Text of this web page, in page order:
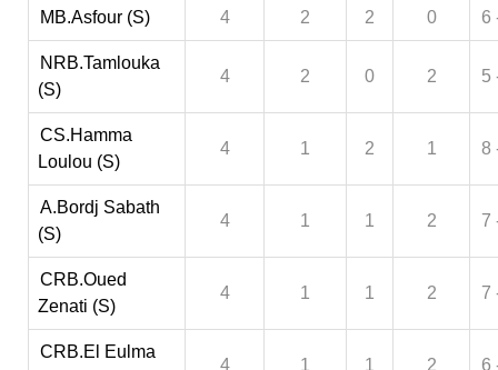
MB.Asfour (S) 4 2 2 0 6
NRB.Tamlouka
(S)
4 2 0 2 5
CS.Hamma
Loulou (S)
4 1 2 1 8
A.Bordj Sabath
(S)
4 1 1 2 7
CRB.Oued
Zenati (S)
4 1 1 2 7
CRB.El Eulma
4 1 1 2 6